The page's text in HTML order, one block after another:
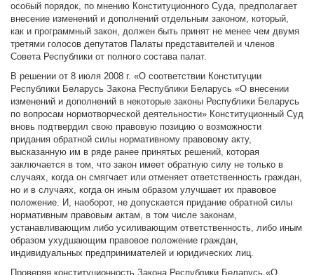
особый порядок, по мнению Конституционного Суда, предполагает
внесение изменений и дополнений отдельным законом, который,
как и программный закон, должен быть принят не менее чем двумя
третями голосов депутатов Палаты представителей и членов
Совета Республики от полного состава палат.
В решении от 8 июля 2008 г. «О соответствии Конституции
Республики Беларусь Закона Республики Беларусь «О внесении
изменений и дополнений в некоторые законы Республики Беларусь
по вопросам нормотворческой деятельности» Конституционный Суд
вновь подтвердил свою правовую позицию о возможности
придания обратной силы нормативному правовому акту,
высказанную им в ряде ранее принятых решений, которая
заключается в том, что закон имеет обратную силу не только в
случаях, когда он смягчает или отменяет ответственность граждан,
но и в случаях, когда он иным образом улучшает их правовое
положение. И, наоборот, не допускается придание обратной силы
нормативным правовым актам, в том числе законам,
устанавливающим либо усиливающим ответственность, либо иным
образом ухудшающим правовое положение граждан,
индивидуальных предпринимателей и юридических лиц.
Проверяя конституционность Закона Республики Беларусь «О